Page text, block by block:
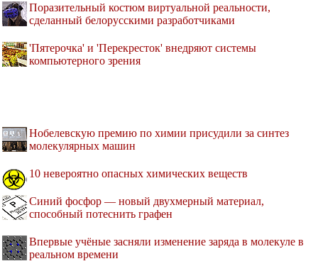
Поразительный костюм виртуальной реальности,
сделанный белорусскими разработчиками
'Пятерочка' и 'Перекресток' внедряют системы
компьютерного зрения
Нобелевскую премию по химии присудили за синтез
молекулярных машин
10 невероятно опасных химических веществ
Синий фосфор — новый двухмерный материал,
способный потеснить графен
Впервые учёные засняли изменение заряда в молекуле в
реальном времени